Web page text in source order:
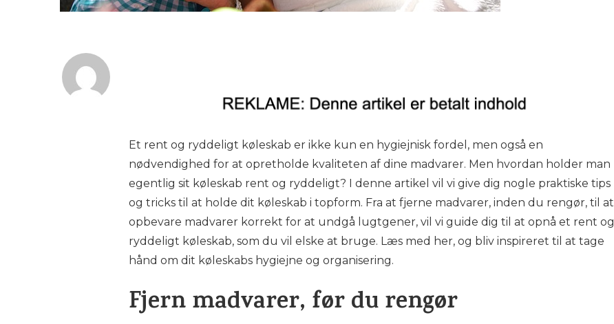
Et rent og ryddeligt køleskab er ikke kun en hygiejnisk fordel, men også en
nødvendighed for at opretholde kvaliteten af dine madvarer. Men hvordan holder man
egentlig sit køleskab rent og ryddeligt? I denne artikel vil vi give dig nogle praktiske tips
og tricks til at holde dit køleskab i topform. Fra at fjerne madvarer, inden du rengør, til at
opbevare madvarer korrekt for at undgå lugtgener, vil vi guide dig til at opnå et rent og
ryddeligt køleskab, som du vil elske at bruge. Læs med her, og bliv inspireret til at tage
hånd om dit køleskabs hygiejne og organisering.
Fjern madvarer, før du rengør